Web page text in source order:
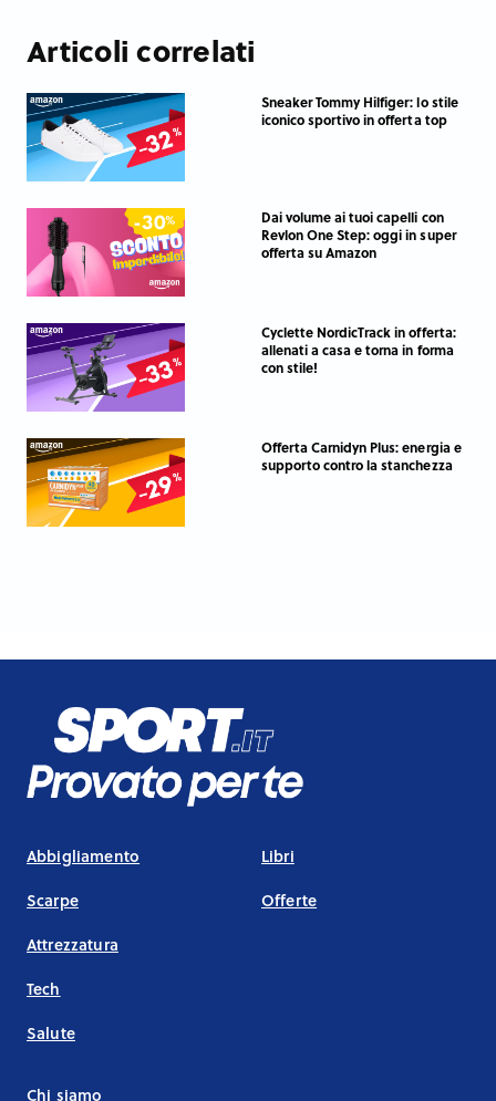
Articoli correlati
Sneaker Tommy Hilfiger: lo stile
iconico sportivo in offerta top
Dai volume ai tuoi capelli con
Revlon One Step: oggi in super
offerta su Amazon
Cyclette NordicTrack in offerta:
allenati a casa e torna in forma
con stile!
Offerta Carnidyn Plus: energia e
supporto contro la stanchezza
Abbigliamento
Scarpe
Attrezzatura
Tech
Salute
Libri
Offerte
Chi siamo